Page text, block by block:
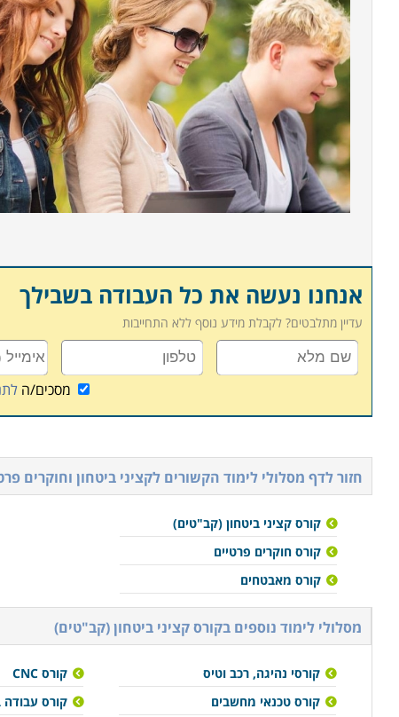
אנחנו נעשה את כל העבודה בשבילך
עדיין מתלבטים? לקבלת מידע נוסף ללא התחייבות
מסכים/ה
חזור לדף מסלולי לימוד הקשורים לקציני ביטחון וחוקרים
קורס קציני ביטחון (קב"טים)
קורס חוקרים פרטיים
קורס מאבטחים
מסלולי לימוד נוספים בקורס קציני ביטחון (קב"טים)
קורסי נהיגה, רכב וטיס
קורס טכנאי מחשבים
קורס CNC
קורס עבודה